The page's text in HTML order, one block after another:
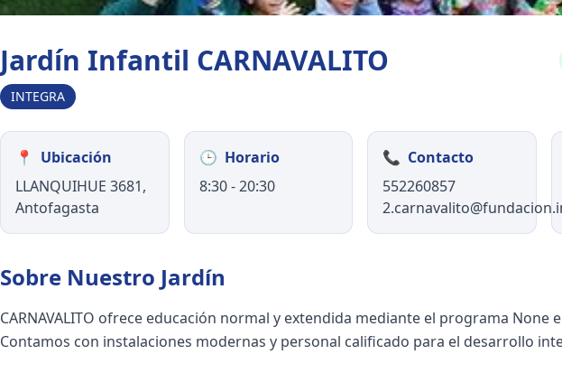
Jardín Infantil CARNAVALITO
INTEGRA
📍
Ubicación
LLANQUIHUE 3681,
Antofagasta
🕒 Horario
8:30 - 20:30
📞 Contacto
552260857
Sobre Nuestro Jardín
CARNAVALITO ofrece educación normal y extendida mediante el programa None
Contamos con instalaciones modernas y personal calificado para el desarrollo